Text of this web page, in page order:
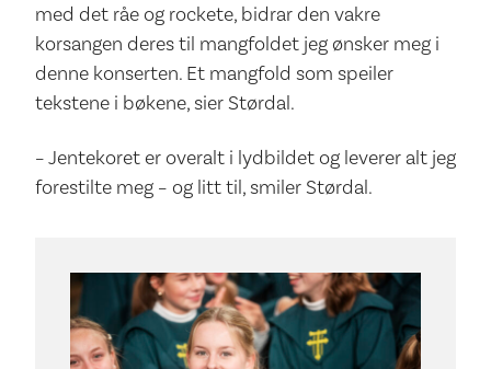
med det råe og rockete, bidrar den vakre
korsangen deres til mangfoldet jeg ønsker meg i
denne konserten. Et mangfold som speiler
tekstene i bøkene, sier Størdal.
– Jentekoret er overalt i lydbildet og leverer alt jeg
forestilte meg – og litt til, smiler Størdal.